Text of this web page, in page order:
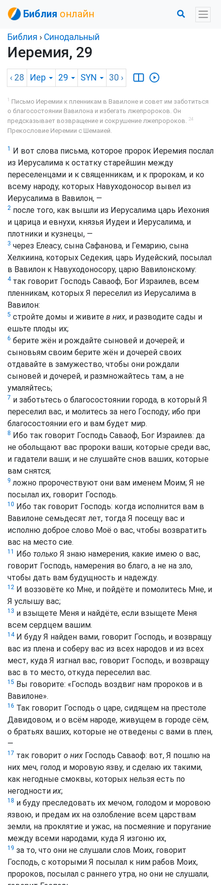
Библия онлайн
Библия › Синодальный
Иеремия, 29
‹ 28 Иер 29 SYN 30 ›
1 Письмо Иеремии к пленникам в Вавилоне и совет им заботиться
о благосостоянии Вавилона и избегать лжепророков. Он
предсказывает возвращение и сокрушение лжепророков. 24
Прекословие Иеремии с Шемаией.
1 И вот слова письма, которое пророк Иеремия послал
из Иерусалима к остатку старейшин между
переселенцами и к священникам, и к пророкам, и ко
всему народу, которых Навуходоносор вывел из
Иерусалима в Вавилон, —
2 после того, как вышли из Иерусалима царь Иехония
и царица и евнухи, князья Иудеи и Иерусалима, и
плотники и кузнецы, —
3 через Елеасу, сына Сафанова, и Гемарию, сына
Хелкиина, которых Седекия, царь Иудейский, посылал
в Вавилон к Навуходоносору, царю Вавилонскому:
4так говорит Господь Саваоф, Бог Израилев, всем
пленникам, которых Я переселил из Иерусалима в
Вавилон:
5 стройте домы и живите в них, и разводите сады и
ешьте плоды их;
6 берите жён и рождайте сыновей и дочерей; и
сыновьям своим берите жён и дочерей своих
отдавайте в замужество, чтобы они рождали
сыновей и дочерей, и размножайтесь там, а не
умаляйтесь;
7 и заботьтесь о благосостоянии города, в который Я
переселил вас, и молитесь за него Господу; ибо при
благосостоянии его и вам будет мир.
8 Ибо так говорит Господь Саваоф, Бог Израилев: да
не обольщают вас пророки ваши, которые среди вас,
и гадатели ваши; и не слушайте снов ваших, которые
вам снятся;
9 ложно пророчествуют они вам именем Моим; Я не
посылал их, говорит Господь.
10 Ибо так говорит Господь: когда исполнится вам в
Вавилоне семьдесят лет, тогда Я посещу вас и
исполню доброе слово Моё о вас, чтобы возвратить
вас на место сие.
11 Ибо только Я знаю намерения, какие имею о вас,
говорит Господь, намерения во благо, а не на зло,
чтобы дать вам будущность и надежду.
12 И воззовёте ко Мне, и пойдёте и помолитесь Мне, и
Я услышу вас;
13 и взыщете Меня и найдёте, если взыщете Меня
всем сердцем вашим.
14И буду Я найден вами, говорит Господь, и возвращу
вас из плена и соберу вас из всех народов и из всех
мест, куда Я изгнал вас, говорит Господь, и возвращу
вас в то место, откуда переселил вас.
15 Вы говорите: «Господь воздвиг нам пророков и в
Вавилоне».
16 Так говорит Господь о царе, сидящем на престоле
Давидовом, и о всём народе, живущем в городе сём,
о братьях ваших, которые не отведены с вами в плен,
—
17 так говорит о них Господь Саваоф: вот, Я пошлю на
них меч, голод и моровую язву, и сделаю их такими,
как негодные смоквы, которых нельзя есть по
негодности их;
18 и буду преследовать их мечом, голодом и моровою
язвою, и предам их на озлобление всем царствам
земли, на проклятие и ужас, на посмеяние и поругание
между всеми народами, куда Я изгоню их,
19 за то, что они не слушали слов Моих, говорит
Господь, с которыми Я посылал к ним рабов Моих,
пророков, посылал с раннего утра, но они не слушали,